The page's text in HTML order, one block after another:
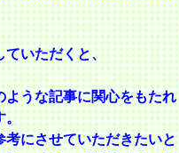
ていただくと、
ような記事に関心をもたれ
。
にさせていただきたいと